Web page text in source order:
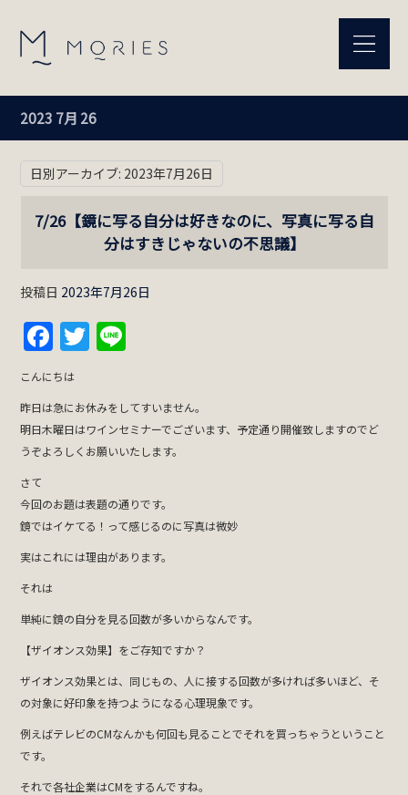
2023 7月 26
日別アーカイブ: 2023年7月26日
7/26【鏡に写る自分は好きなのに、写真に写る自
分はすきじゃないの不思議】
投稿日 2023年7月26日
Facebook
Twitter
こんにちは
昨日は急にお休みをしてすいません。
明日木曜日はワインセミナーでございます、予定通り開催致しますのでど
うぞよろしくお願いいたします。
さて
今回のお題は表題の通りです。
鏡ではイケてる！って感じるのに写真は微妙
実はこれには理由があります。
それは
単純に鏡の自分を見る回数が多いからなんです。
【ザイオンス効果】をご存知ですか？
ザイオンス効果とは、同じもの、人に接する回数が多ければ多いほど、そ
の対象に好印象を持つようになる心理現象です。
例えばテレビのCMなんかも何回も見ることでそれを買っちゃうということ
です。
それで各社企業はCMをするんですね。